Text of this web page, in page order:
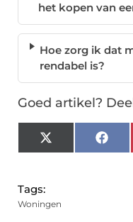
het kopen van
Hoe zorg ik dat
rendabel is?
Goed artikel?
X
(Twitter)
Tags:
Woningen